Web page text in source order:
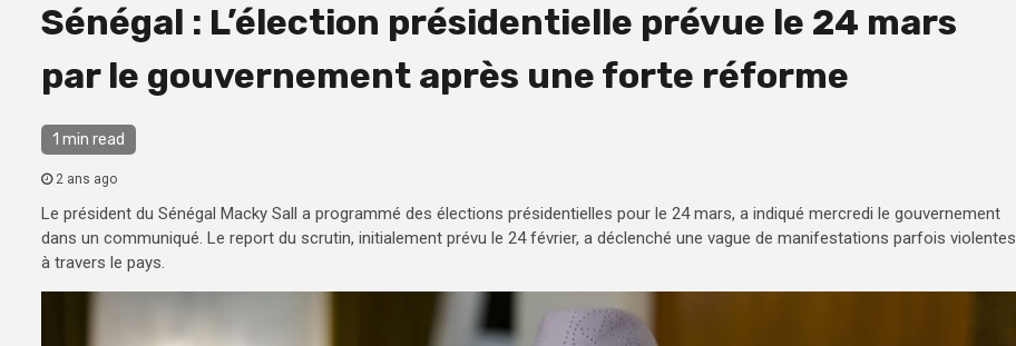
Sénégal : L’élection présidentielle prévue le 24 mars
par le gouvernement après une forte réforme
1 min read
2 ans ago
Le président du Sénégal Macky Sall a programmé des élections présidentielles pour le 24 mars, a indiqué mercredi le gouvernement
dans un communiqué. Le report du scrutin, initialement prévu le 24 février, a déclenché une vague de manifestations parfois violentes
à travers le pays.